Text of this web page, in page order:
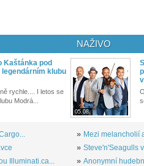
Kaštánka pod
klubu
rychle.... I letos se
Modrá...
Illuminati.ca...
NAŽIVO
05.08.
» Mezi melancholií
» Steve'n'Seagulls
» Anonymní